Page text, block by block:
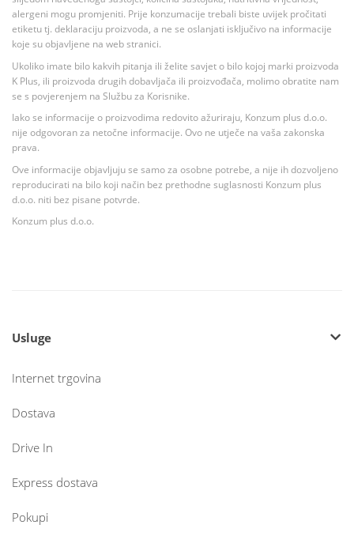
alergeni mogu promjeniti. Prije konzumacije trebali biste uvijek pročitati
etiketu tj. deklaraciju proizvoda, a ne se oslanjati isključivo na informacije
koje su objavljene na web stranici.
Ukoliko imate bilo kakvih pitanja ili želite savjet o bilo kojoj marki proizvoda
K Plus, ili proizvoda drugih dobavljača ili proizvođača, molimo obratite nam
se s povjerenjem na Službu za Korisnike.
Iako se informacije o proizvodima redovito ažuriraju, Konzum plus d.o.o.
nije odgovoran za netočne informacije. Ovo ne utječe na vaša zakonska
prava.
Ove informacije objavljuju se samo za osobne potrebe, a nije ih dozvoljeno
reproducirati na bilo koji način bez prethodne suglasnosti Konzum plus
d.o.o. niti bez pisane potvrde.
Konzum plus d.o.o.
Usluge
Internet trgovina
Dostava
Drive In
Express dostava
Pokupi